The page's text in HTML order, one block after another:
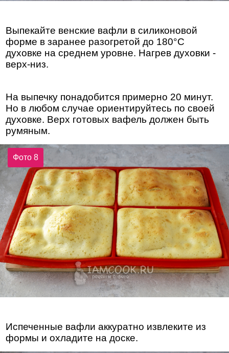
Выпекайте венские вафли в силиконовой
форме в заранее разогретой до 180°С
духовке на среднем уровне. Нагрев духовки -
верх-низ.
На выпечку понадобится примерно 20 минут.
Но в любом случае ориентируйтесь по своей
духовке. Верх готовых вафель должен быть
румяным.
Фото 8
Испеченные вафли аккуратно извлеките из
формы и охладите на доске.